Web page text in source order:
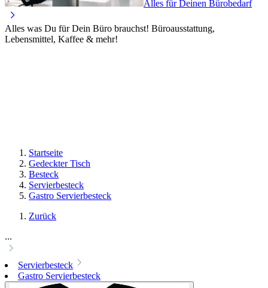
Alles für Deinen Bürobedarf
Alles was Du für Dein Büro brauchst! Büroausstattung,
Lebensmittel, Kaffee & mehr!
Startseite
Gedeckter Tisch
Besteck
Servierbesteck
Gastro Servierbesteck
Zurück
...
Servierbesteck
Gastro Servierbesteck